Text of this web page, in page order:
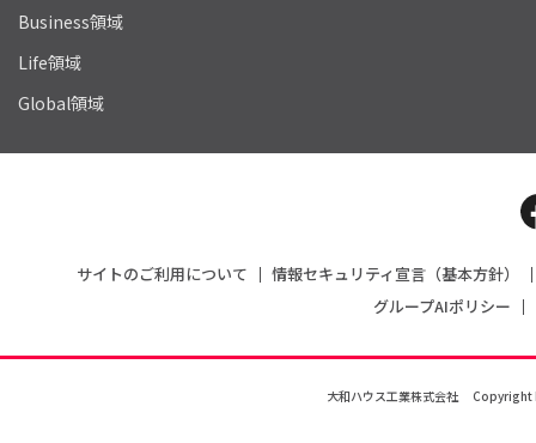
Business領域
Life領域
Global領域
サイトのご利用について
情報セキュリティ宣言（基本方針）
グループAIポリシー
大和ハウス工業株式会社 Copyright